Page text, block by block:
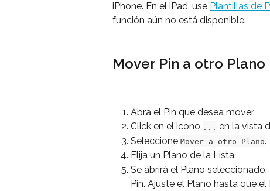
iPhone. En el iPad, use Plantillas de
función aún no está disponible.
Mover Pin a otro Plano
Abra el Pin que desea mover.
Click en el icono ... en la vista
Seleccione Mover a otro Plano.
Elija un Plano de la Lista.
Se abrirá el Plano
Pin. Ajuste el Plano hasta que